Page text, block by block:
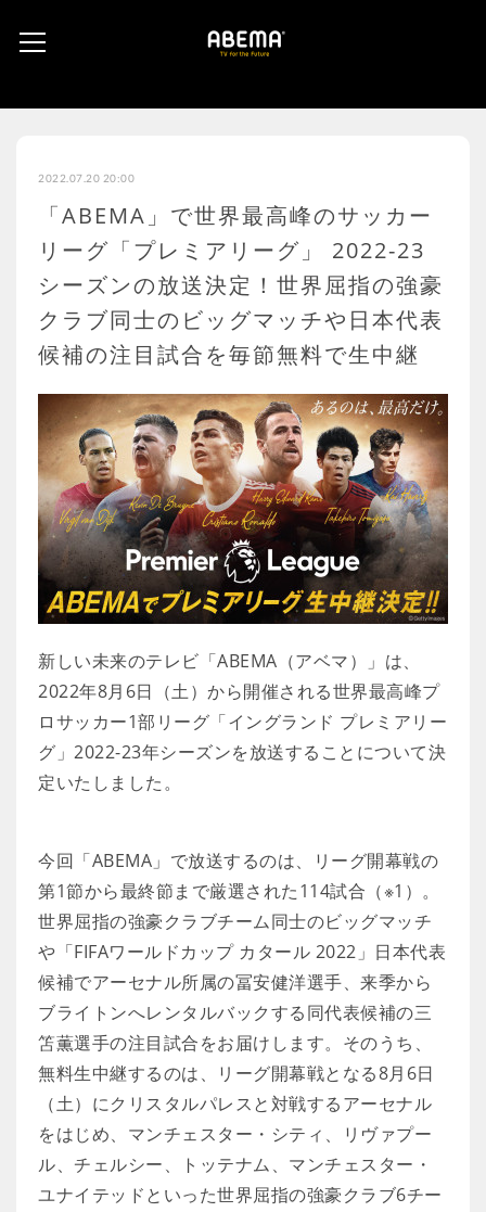
2022.07.20 20:00
「ABEMA」で世界最高峰のサッカー
リーグ「プレミアリーグ」 2022-23
シーズンの放送決定！世界屈指の強豪
クラブ同士のビッグマッチや日本代表
候補の注目試合を毎節無料で生中継
新しい未来のテレビ「ABEMA（アベマ）」は、
2022年8月6日（土）から開催される世界最高峰プ
ロサッカー1部リーグ「イングランド プレミアリー
グ」2022-23年シーズンを放送することについて決
定いたしました。
今回「ABEMA」で放送するのは、リーグ開幕戦の
第1節から最終節まで厳選された114試合（※1）。
世界屈指の強豪クラブチーム同士のビッグマッチ
や「FIFAワールドカップ カタール 2022」日本代表
候補でアーセナル所属の冨安健洋選手、来季から
ブライトンへレンタルバックする同代表候補の三
笘薫選手の注目試合をお届けします。そのうち、
無料生中継するのは、リーグ開幕戦となる8月6日
（土）にクリスタルパレスと対戦するアーセナル
をはじめ、マンチェスター・シティ、リヴァプー
ル、チェルシー、トッテナム、マンチェスター・
ユナイテッドといった世界屈指の強豪クラブ6チー